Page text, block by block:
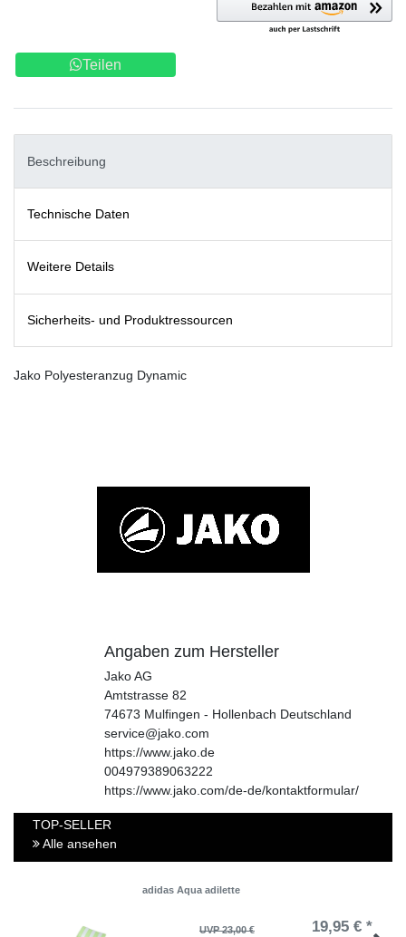
Teilen
Beschreibung
Technische Daten
Weitere Details
Sicherheits- und Produktressourcen
Jako Polyesteranzug Dynamic
Angaben zum Hersteller
Jako AG
Amtstrasse 82
74673 Mulfingen - Hollenbach Deutschland
service@jako.com
https://www.jako.de
004979389063222
https://www.jako.com/de-de/kontaktformular/
TOP-SELLER
Alle ansehen
adidas Aqua adilette
UVP 23,00 € 19,95 € *